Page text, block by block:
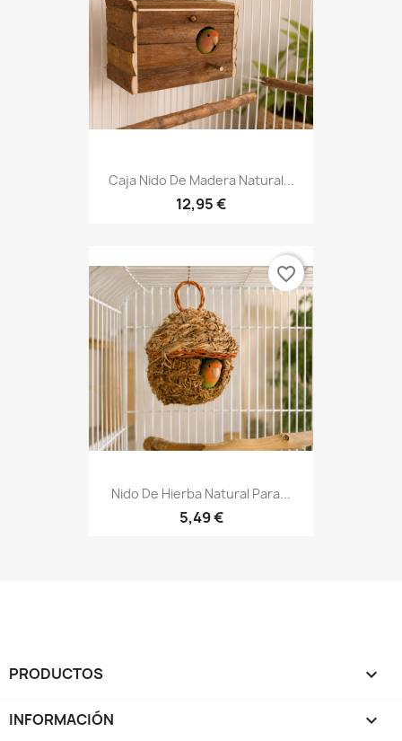
Caja Nido De Madera Natural...
12,95 €
Nido De Hierba Natural Para...
5,49 €
favorite_border
PRODUCTOS 
INFORMACIÓN 